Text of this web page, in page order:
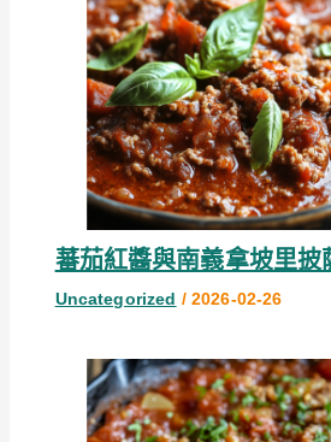
蕃茄紅醬與南義拿坡里披
Uncategorized / 2026-02-26